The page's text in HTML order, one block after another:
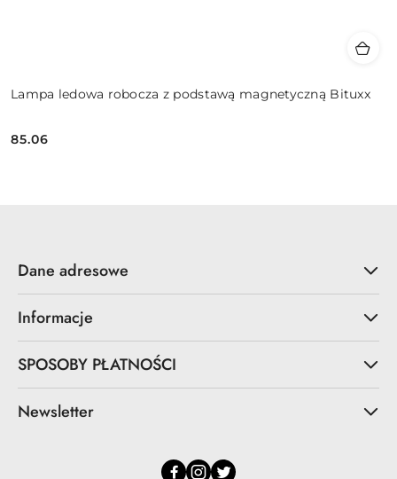
Lampa ledowa robocza z podstawą magnetyczną Bituxx
Cena:
85.06
Dane adresowe
Informacje
SPOSOBY PŁATNOŚCI
Newsletter